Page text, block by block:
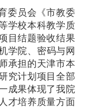
委员会《市教委
学校本科教学质
目结题验收结果
学院、密码与网
承担的天津市本
究计划项目全部
成果体现了我院
才培养质量方面